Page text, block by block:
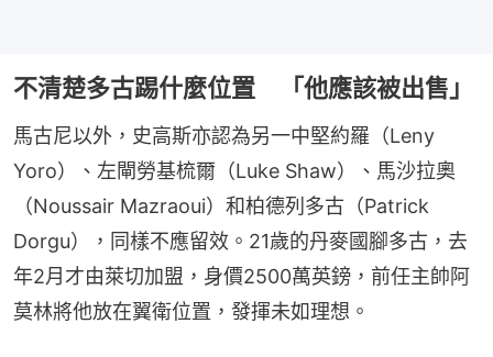
不清楚多古踢什麼位置 「他應該被出售」
馬古尼以外，史高斯亦認為另一中堅約羅（Leny
Yoro）、左閘勞基梳爾（Luke Shaw）、馬沙拉奧
（Noussair Mazraoui）和柏德列多古（Patrick
Dorgu），同樣不應留效。21歲的丹麥國腳多古，去
年2月才由萊切加盟，身價2500萬英鎊，前任主帥阿
莫林將他放在翼衛位置，發揮未如理想。